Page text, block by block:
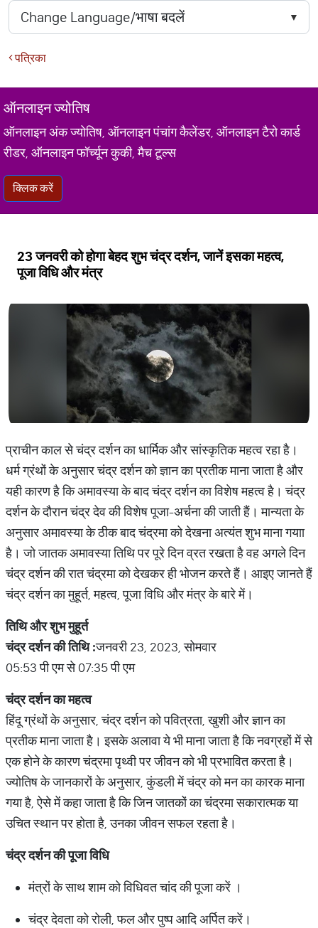
पत्रिका
ऑनलाइन ज्योतिष
ऑनलाइन अंक ज्योतिष, ऑनलाइन पंचांग कैलेंडर, ऑनलाइन टैरो कार्ड
रीडर, ऑनलाइन फॉर्च्यून कुकी, मैच टूल्स
क्लिक करें
23 जनवरी को होगा बेहद शुभ चंद्र दर्शन, जानें इसका महत्व,
पूजा विधि और मंत्र
प्राचीन काल से चंद्र दर्शन का धार्मिक और सांस्कृतिक महत्व रहा है।
धर्म ग्रंथों के अनुसार चंद्र दर्शन को ज्ञान का प्रतीक माना जाता है और
यही कारण है कि अमावस्या के बाद चंद्र दर्शन का विशेष महत्व है। चंद्र
दर्शन के दौरान चंद्र देव की विशेष पूजा-अर्चना की जाती हैं। मान्यता के
अनुसार अमावस्या के ठीक बाद चंद्रमा को देखना अत्यंत शुभ माना गयाा
है। जो जातक अमावस्या तिथि पर पूरे दिन व्रत रखता है वह अगले दिन
चंद्र दर्शन की रात चंद्रमा को देखकर ही भोजन करते हैं। आइए जानते हैं
चंद्र दर्शन का मुहूर्त, महत्व, पूजा विधि और मंत्र के बारे में।
तिथि और शुभ मुहूर्त
चंद्र दर्शन की तिथि :जनवरी 23, 2023, सोमवार
05:53 पी एम से 07:35 पी एम
चंद्र दर्शन का महत्व
हिंदू ग्रंथों के अनुसार, चंद्र दर्शन को पवित्रता, खुशी और ज्ञान का
प्रतीक माना जाता है। इसके अलावा ये भी माना जाता है कि नवग्रहों में से
एक होने के कारण चंद्रमा पृथ्वी पर जीवन को भी प्रभावित करता है।
ज्योतिष के जानकारों के अनुसार, कुंडली में चंद्र को मन का कारक माना
गया है, ऐसे में कहा जाता है कि जिन जातकों का चंद्रमा सकारात्मक या
उचित स्थान पर होता है, उनका जीवन सफल रहता है।
चंद्र दर्शन की पूजा विधि
मंत्रों के साथ शाम को विधिवत चांद की पूजा करें ।
चंद्र देवता को रोली, फल और पुष्प आदि अर्पित करें।